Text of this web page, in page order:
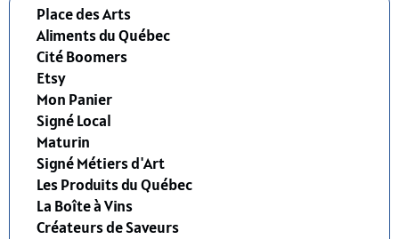
Place des Arts
Aliments du Québec
Cité Boomers
Etsy
Mon Panier
Signé Local
Maturin
Signé Métiers d'Art
Les Produits du Québec
La Boîte à Vins
Créateurs de Saveurs